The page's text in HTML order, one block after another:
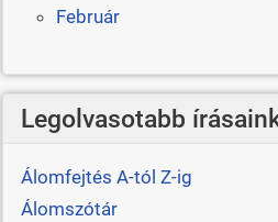
Február
Legolvasotabb
Álomfejtés A-tól Z-ig
Álomszótár